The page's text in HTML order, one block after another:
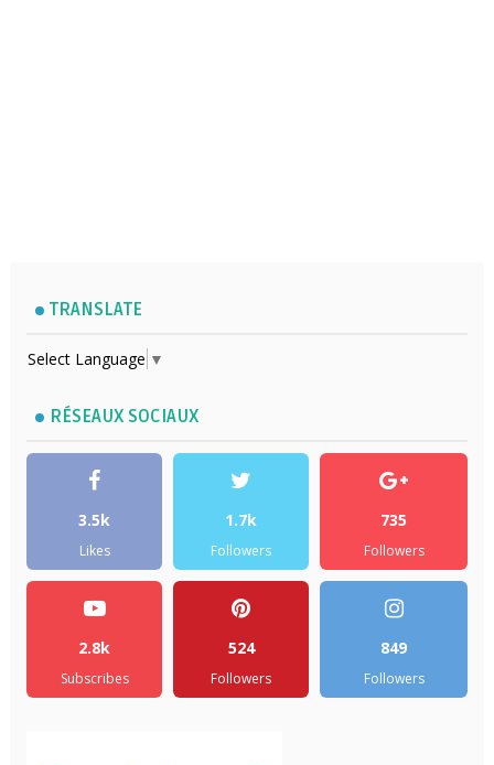
TRANSLATE
Select Language ▼
RÉSEAUX SOCIAUX
3.5k
Likes
1.7k
Followers
735
Followers
2.8k
Subscribes
524
Followers
849
Followers